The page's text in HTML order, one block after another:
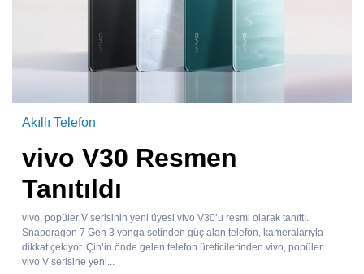
Akıllı Telefon
vivo V30 Resmen
Tanıtıldı
vivo, popüler V serisinin yeni üyesi vivo V30’u resmi olarak tanıttı.
Snapdragon 7 Gen 3 yonga setinden güç alan telefon, kameralarıyla
dikkat çekiyor. Çin’in önde gelen telefon üreticilerinden vivo, popüler
vivo V serisine yeni...